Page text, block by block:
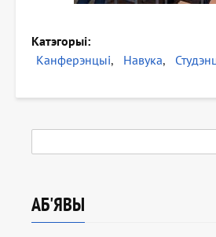
Катэгорыі
Канферэнцыі
Навука
АБ'ЯВЫ